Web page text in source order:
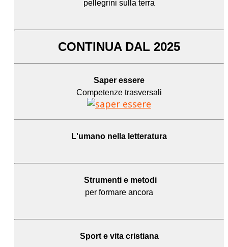
pellegrini sulla terra
CONTINUA DAL 2025
Saper essere
Competenze trasversali
L'umano nella letteratura
Strumenti e metodi
per formare ancora
Sport e vita cristiana